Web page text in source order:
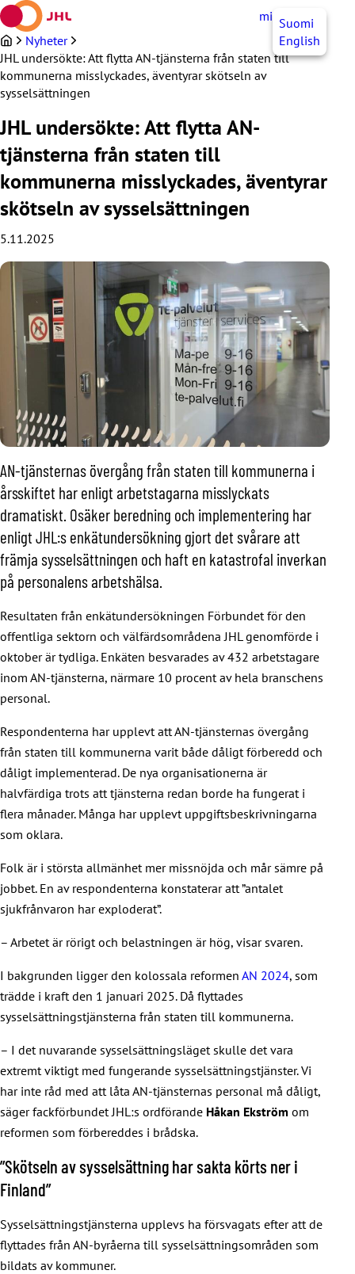
Hoppa
till
innehållet
mittJHL SV
Suomi
English
Nyheter
JHL undersökte: Att flytta AN-tjänsterna från staten till
kommunerna misslyckades, äventyrar skötseln av
sysselsättningen
JHL undersökte: Att flytta AN-
tjänsterna från staten till
kommunerna misslyckades, äventyrar
skötseln av sysselsättningen
5.11.2025
AN-tjänsternas övergång från staten till kommunerna i
årsskiftet har enligt arbetstagarna misslyckats
dramatiskt. Osäker beredning och implementering har
enligt JHL:s enkätundersökning gjort det svårare att
främja sysselsättningen och haft en katastrofal inverkan
på personalens arbetshälsa.
Resultaten från enkätundersökningen Förbundet för den
offentliga sektorn och välfärdsområdena JHL genomförde i
oktober är tydliga. Enkäten besvarades av 432 arbetstagare
inom AN-tjänsterna, närmare 10 procent av hela branschens
personal.
Respondenterna har upplevt att AN-tjänsternas övergång
från staten till kommunerna varit både dåligt förberedd och
dåligt implementerad. De nya organisationerna är
halvfärdiga trots att tjänsterna redan borde ha fungerat i
flera månader. Många har upplevt uppgiftsbeskrivningarna
som oklara.
Folk är i största allmänhet mer missnöjda och mår sämre på
jobbet. En av respondenterna konstaterar att ”antalet
sjukfrånvaron har exploderat”.
– Arbetet är rörigt och belastningen är hög, visar svaren.
I bakgrunden ligger den kolossala reformen AN 2024, som
trädde i kraft den 1 januari 2025. Då flyttades
sysselsättningstjänsterna från staten till kommunerna.
– I det nuvarande sysselsättningsläget skulle det vara
extremt viktigt med fungerande sysselsättningstjänster. Vi
har inte råd med att låta AN-tjänsternas personal må dåligt,
säger fackförbundet JHL:s ordförande Håkan Ekström om
reformen som förbereddes i brådska.
”Skötseln av sysselsättning har sakta körts ner i
Finland”
Sysselsättningstjänsterna upplevs ha försvagats efter att de
flyttades från AN-byråerna till sysselsättningsområden som
bildats av kommuner.